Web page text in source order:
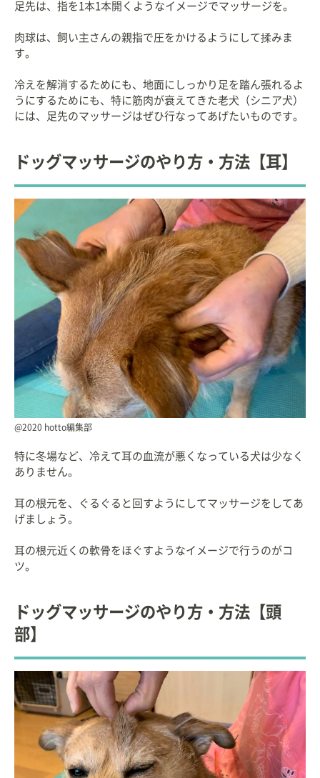
足先は、指を1本1本開くようなイメージでマッサージを。
肉球は、飼い主さんの親指で圧をかけるようにして揉みま
す。
冷えを解消するためにも、地面にしっかり足を踏ん張れるよ
うにするためにも、特に筋肉が衰えてきた老犬（シニア犬）
には、足先のマッサージはぜひ行なってあげたいものです。
ドッグマッサージのやり方・方法【耳】
@2020 hotto編集部
特に冬場など、冷えて耳の血流が悪くなっている犬は少なく
ありません。
耳の根元を、ぐるぐると回すようにしてマッサージをしてあ
げましょう。
耳の根元近くの軟骨をほぐすようなイメージで行うのがコ
ツ。
ドッグマッサージのやり方・方法【頭
部】